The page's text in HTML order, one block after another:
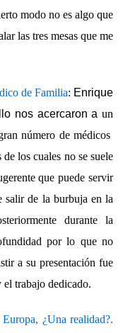
modo no es algo que
las tres mesas que me
de Familia: Enrique
nos acercaron a un
número de médicos
los cuales no se suele
que puede servir
salir de la burbuja en la
durante la
por lo que no
a su presentación fue
trabajo dedicado.
¿Una realidad?.